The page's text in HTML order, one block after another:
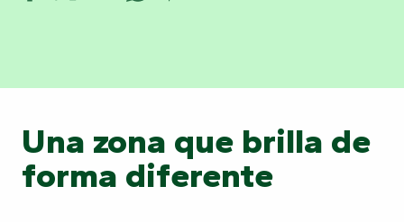
Una zona que brilla de
forma diferente